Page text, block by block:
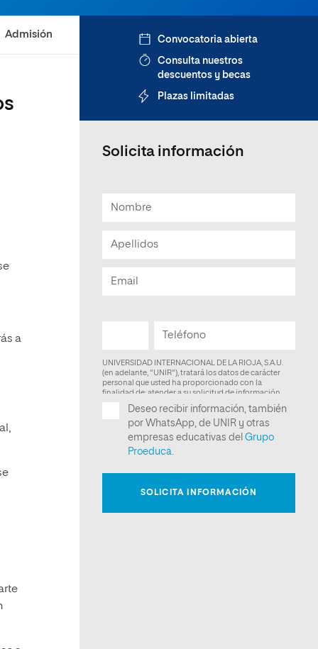
Admisión
a
Convocatoria abierta
Consulta nuestros
descuentos y becas
Plazas limitadas
Solicita información